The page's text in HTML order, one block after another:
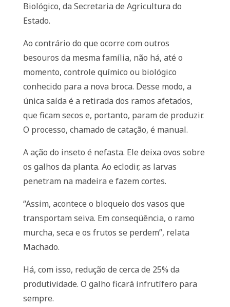
Biológico, da Secretaria de Agricultura do
Estado.
Ao contrário do que ocorre com outros
besouros da mesma família, não há, até o
momento, controle químico ou biológico
conhecido para a nova broca. Desse modo, a
única saída é a retirada dos ramos afetados,
que ficam secos e, portanto, param de produzir.
O processo, chamado de catação, é manual.
A ação do inseto é nefasta. Ele deixa ovos sobre
os galhos da planta. Ao eclodir, as larvas
penetram na madeira e fazem cortes.
“Assim, acontece o bloqueio dos vasos que
transportam seiva. Em conseqüência, o ramo
murcha, seca e os frutos se perdem”, relata
Machado.
Há, com isso, redução de cerca de 25% da
produtividade. O galho ficará infrutífero para
sempre.